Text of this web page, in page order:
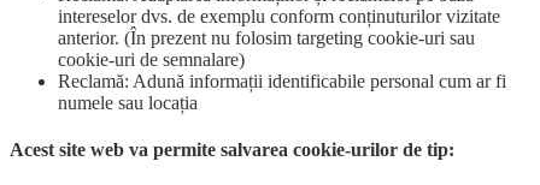
intereselor dvs. de exemplu conform conținuturilor vizitate
anterior. (În prezent nu folosim targeting cookie-uri sau
cookie-uri de semnalare)
Reclamă: Adună informații identificabile personal cum ar fi
numele sau locația
Acest site web va permite salvarea cookie-urilor de tip: